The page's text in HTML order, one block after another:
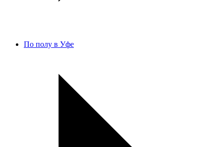
По полу в Уфе